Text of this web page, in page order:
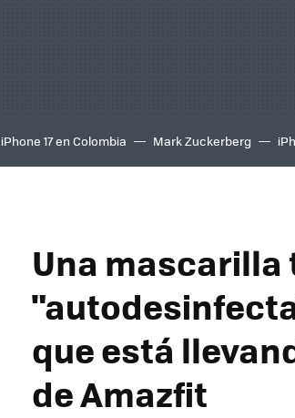
iPhone 17 en Colombia Mark Zuckerberg
inteligente
IA TCL C8K
Una
que está
de Amazfit